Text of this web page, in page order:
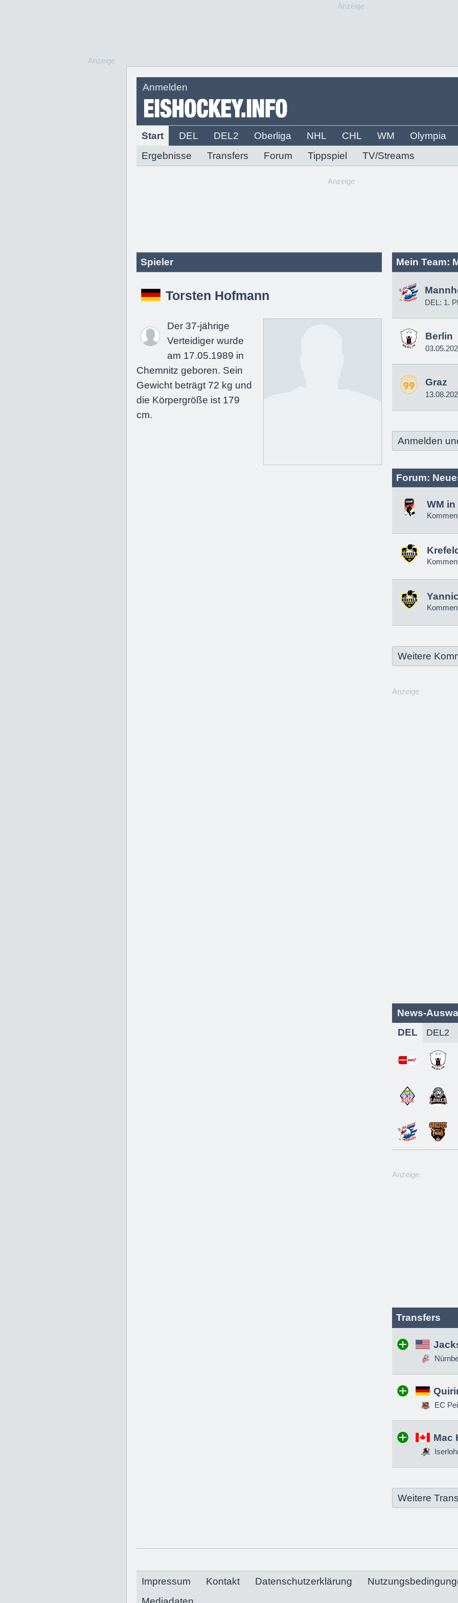
Anzeige
Anmelden
Start DEL DEL2 Oberliga NHL CHL WM
Olympia
Ergebnisse
Transfers Forum Tippspiel TV/Streams
Anzeige
Anzeige
Spieler
Torsten Hofmann
Der 37-jährige
Verteidiger wurde
am 17.05.1989 in
Chemnitz geboren. Sein
Gewicht beträgt 72 kg und
die Körpergröße ist 179
cm.
Mein Team:
DEL: 1.
Berlin
Graz
Anmelden
Forum:
WM
Weitere
Anzeige
News-
DEL
Anzeige
Transfers
EC
Mac
Weitere
Impressum Kontakt Datenschutzerklärung